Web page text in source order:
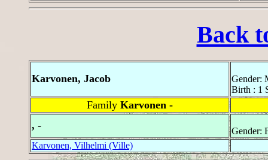
Back
Karvonen, Jacob
Gender:
Birth : 1
Family Karvonen -
, -
Gender:
Karvonen, Vilhelmi (Ville)